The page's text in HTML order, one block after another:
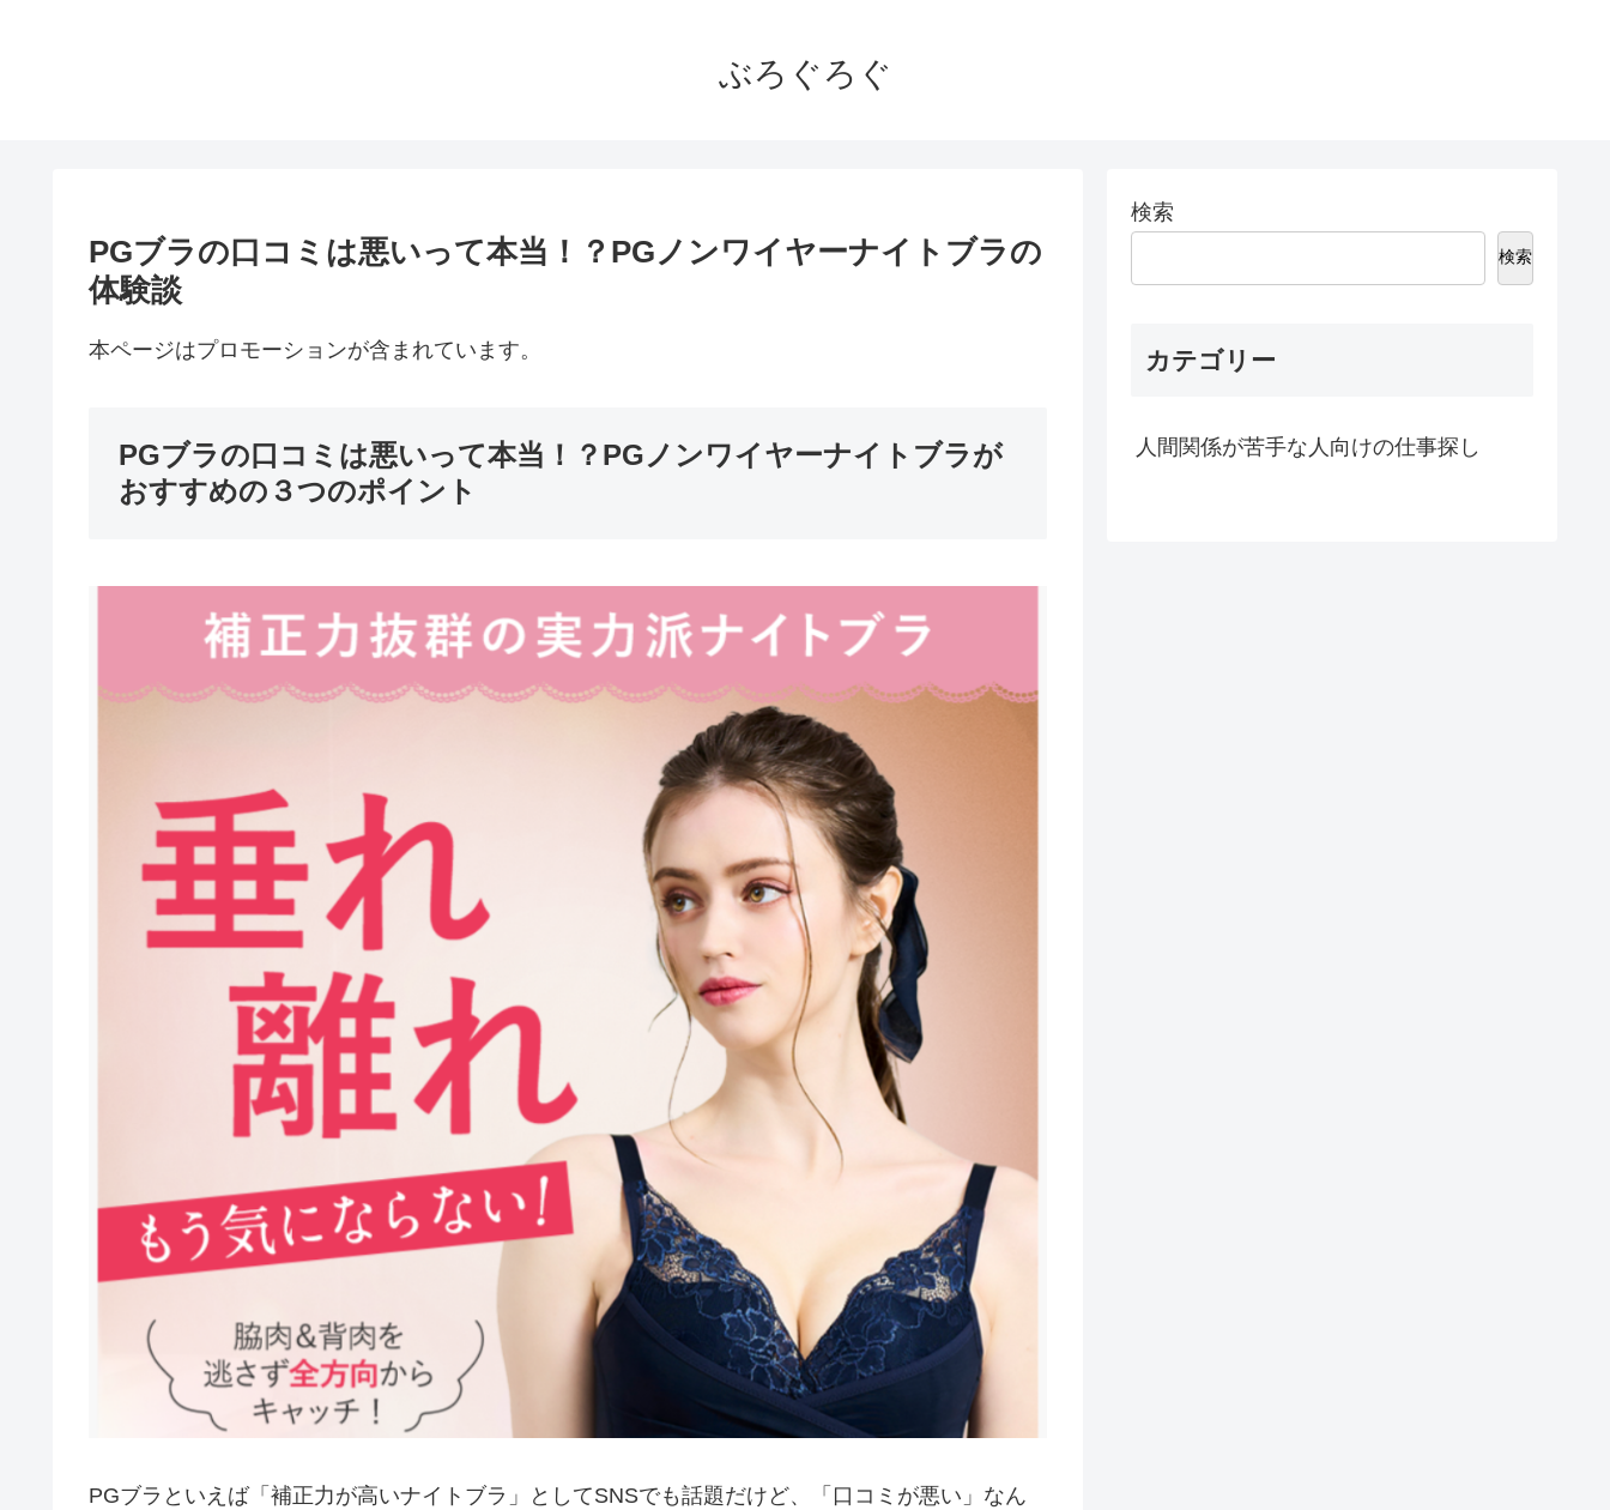
ぶろぐろぐ
PGブラの口コミは悪いって本当！？PGノンワイヤーナイトブラの
体験談
本ページはプロモーションが含まれています。
PGブラの口コミは悪いって本当！？PGノンワイヤーナイトブラが
おすすめの３つのポイント
PGブラといえば「補正力が高いナイトブラ」としてSNSでも話題だけど、「口コミが悪い」なん
検索
検索
カテゴリー
人間関係が苦手な人向けの仕事探し